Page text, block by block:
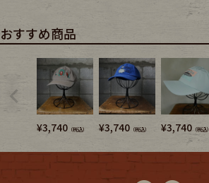
おすすめ商品
¥3,740 （税込） ¥3,740 （税込） ¥3,740 （税込）